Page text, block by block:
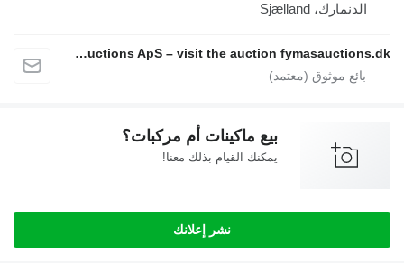
الدنمارك، Sjælland
Fymas Auctions ApS – visit the auction fymasauctions.dk
بيع ماكينات أم مركبات؟
يمكنك القيام بذلك معنا!
نشر إعلانك